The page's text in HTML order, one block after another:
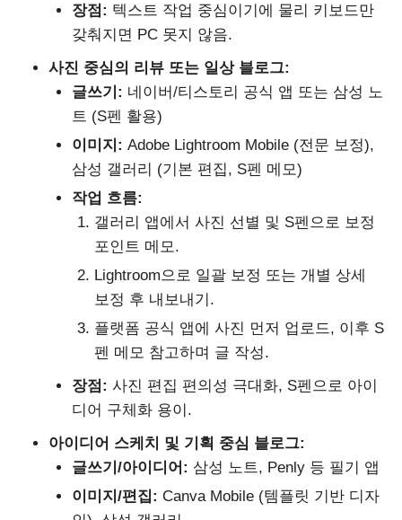
장점: 텍스트 작업 중심이기에 물리 키보드만
갖춰지면 PC 못지 않음.
사진 중심의 리뷰 또는 일상 블로그:
글쓰기: 네이버/티스토리 공식 앱 또는 삼성 노
트 (S펜 활용)
이미지: Adobe Lightroom Mobile (전문 보정),
삼성 갤러리 (기본 편집, S펜 메모)
작업 흐름:
갤러리 앱에서 사진 선별 및 S펜으로 보정
포인트 메모.
Lightroom으로 일괄 보정 또는 개별 상세
보정 후 내보내기.
플랫폼 공식 앱에 사진 먼저 업로드, 이후 S
펜 메모 참고하며 글 작성.
장점: 사진 편집 편의성 극대화, S펜으로 아이
디어 구체화 용이.
아이디어 스케치 및 기획 중심 블로그:
글쓰기/아이디어: 삼성 노트, Penly 등 필기 앱
이미지/편집: Canva Mobile (템플릿 기반 디자